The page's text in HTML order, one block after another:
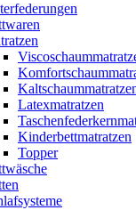
Latexmatratzen
Kinderbettmatratzen
Topper